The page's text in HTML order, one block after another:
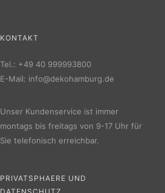
KONTAKT
Tel.: +49 40 999993800
E-Mail: info@dekohamburg.de
Unser Kundenservice ist immer
montags bis freitags von 9-17 Uhr für
Sie telefonisch erreichbar.
PRIVATSPHAERE UND